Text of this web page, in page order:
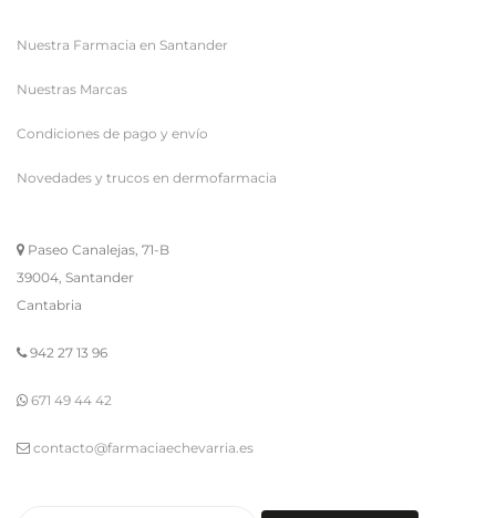
Nuestra Farmacia en Santander
Nuestras Marcas
Condiciones de pago y envío
Novedades y trucos en dermofarmacia
Paseo Canalejas, 71-B
39004, Santander
Cantabria
942 27 13 96
671 49 44 42
contacto@farmaciaechevarria.es